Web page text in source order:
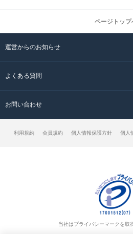
ページトップ
運営からのお知らせ
よくある質問
お問い合わせ
利用規約 会員規約 個人情報保護方針 個人
当社はプライバシーマークを取